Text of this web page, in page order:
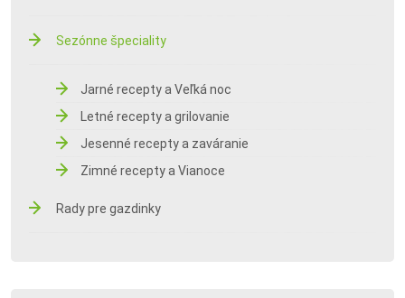
Sezónne špeciality
Jarné recepty a Veľká noc
Letné recepty a grilovanie
Jesenné recepty a zaváranie
Zimné recepty a Vianoce
Rady pre gazdinky